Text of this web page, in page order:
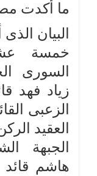
ما أكدت
البيان
خمسة
السورى
زياد فهد
الزعبى
العقيد
الجبهة
هاشم قائد